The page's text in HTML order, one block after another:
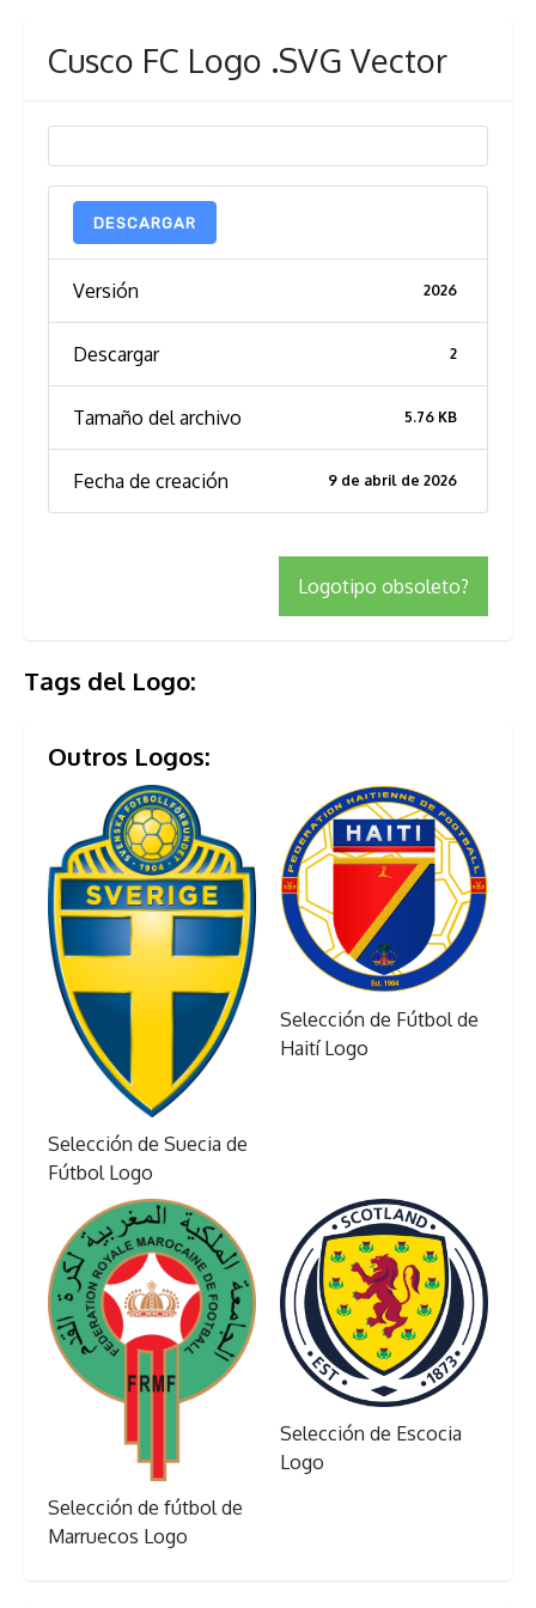
Cusco FC Logo .SVG Vector
DESCARGAR
Versión 2026
Descargar 2
Tamaño del archivo 5.76 KB
Fecha de creación 9 de abril de 2026
Logotipo obsoleto?
Tags del Logo:
Outros Logos:
Selección de Suecia de
Fútbol Logo
Selección de Fútbol de
Haití Logo
Selección de fútbol de
Marruecos Logo
Selección de Escocia
Logo